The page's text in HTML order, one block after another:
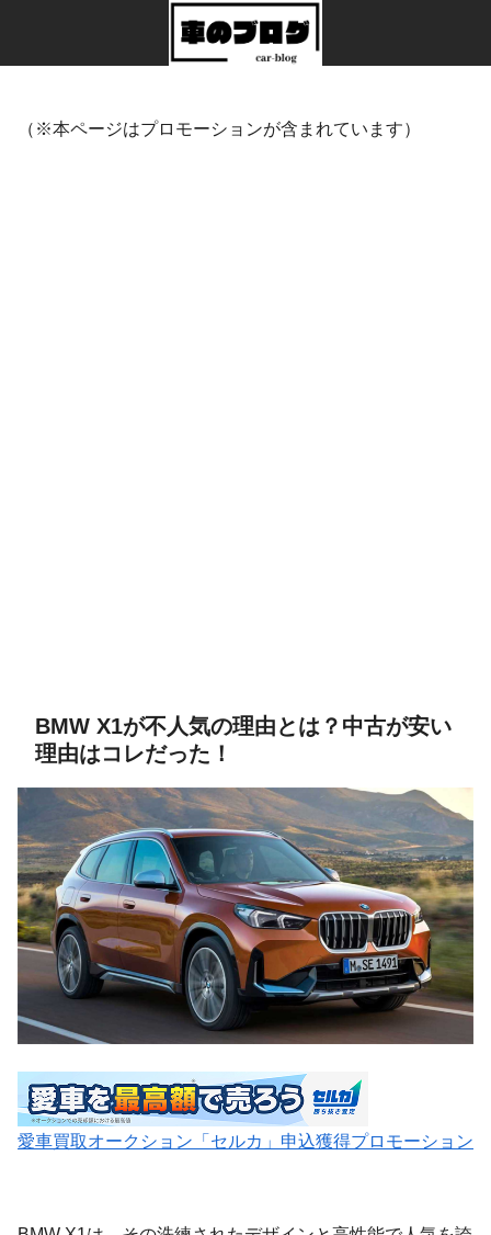
（※本ページはプロモーションが含まれています）
BMW X1が不人気の理由とは？中古が安い
理由はコレだった！
愛車買取オークション「セルカ」申込獲得プロモーション